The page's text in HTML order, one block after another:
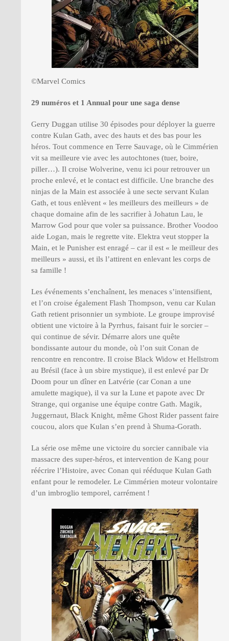
©Marvel Comics
29 numéros et 1 Annual pour une saga dense
Gerry Duggan utilise 30 épisodes pour déployer la guerre
contre Kulan Gath, avec des hauts et des bas pour les
héros. Tout commence en Terre Sauvage, où le Cimmérien
vit sa meilleure vie avec les autochtones (tuer, boire,
piller…). Il croise Wolverine, venu ici pour retrouver un
proche enlevé, et le contact est difficile. Une branche des
ninjas de la Main est associée à une secte servant Kulan
Gath, et tous enlèvent « les meilleurs des meilleurs » de
chaque domaine afin de les sacrifier à Johatun Lau, le
Marrow God pour que voler sa puissance. Brother Voodoo
aide Logan, mais le regrette vite. Elektra veut stopper la
Main, et le Punisher est enragé – car il est « le meilleur des
meilleurs » aussi, et ils l’attirent en enlevant les corps de
sa famille !
Les événements s’enchaînent, les menaces s’intensifient,
et l’on croise également Flash Thompson, venu car Kulan
Gath retient prisonnier un symbiote. Le groupe improvisé
obtient une victoire à la Pyrrhus, faisant fuir le sorcier –
qui continue de sévir. Démarre alors une quête
bondissante autour du monde, où l’on suit Conan de
rencontre en rencontre. Il croise Black Widow et Hellstrom
au Brésil (face à un sbire mystique), il est enlevé par Dr
Doom pour un dîner en Latvérie (car Conan a une
amulette magique), il va sur la Lune et papote avec Dr
Strange, qui organise une équipe contre Gath. Magik,
Juggernaut, Black Knight, même Ghost Rider passent faire
coucou, alors que Kulan s’en prend à Shuma-Gorath.
La série ose même une victoire du sorcier cannibale via
massacre des super-héros, et intervention de Kang pour
réécrire l’Histoire, avec Conan qui rééduque Kulan Gath
enfant pour le remodeler. Le Cimmérien moteur volontaire
d’un imbroglio temporel, carrément !